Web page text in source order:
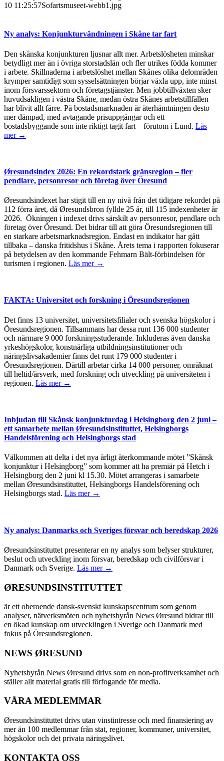
10 11:25:57Sofartsmuseet-webb1.jpg
Ny analys: Konjunkturvändningen i Skåne tar fart
Den skånska konjunkturen ljusnar allt mer. Arbetslösheten minskar
betydligt mer än i övriga storstadslän och fler utrikes födda kommer
i arbete. Skillnaderna i arbetslöshet mellan Skånes olika delområden
krymper samtidigt som sysselsättningen börjar växla upp, inte minst
inom försvarssektorn och företagstjänster. Men jobbtillväxten sker
huvudsakligen i västra Skåne, medan östra Skånes arbetstillfällen
har blivit allt färre. På bostadsmarknaden är återhämtningen desto
mer dämpad, med avtagande prisuppgångar och ett
bostadsbyggande som inte riktigt tagit fart – förutom i Lund. Läs
mer →
Øresundsindex 2026: En rekordstark gränsregion – fler
pendlare, personresor och företag över Öresund
Øresundsindexet har stigit till en ny nivå från det tidigare rekordet på
112 förra året, då Øresundsbron fyllde 25 år, till 115 indexenheter år
2026. Ökningen i indexet drivs särskilt av personresor, pendlare och
företag över Öresund. Det bidrar till att göra Öresundsregionen till
en starkare arbetsmarknadsregion. Endast en indikator har gått
tillbaka – danska fritidshus i Skåne. Årets tema i rapporten fokuserar
på betydelsen av den kommande Fehmarn Bält-förbindelsen för
turismen i regionen. Läs mer →
FAKTA: Universitet och forskning i Öresundsregionen
Det finns 13 universitet, universitetsfilialer och svenska högskolor i
Öresundsregionen. Tillsammans har dessa runt 136 000 studenter
och närmare 9 000 forskningsstuderande. Inkluderas även danska
yrkeshögskolor, konstnärliga utbildningsinstitutioner och
näringslivsakademier finns det runt 179 000 studenter i
Öresundsregionen. Därtill arbetar cirka 14 000 personer, omräknat
till heltid/årsverk, med forskning och utveckling på universiteten i
regionen. Läs mer →
Inbjudan till Skånsk konjunkturdag i Helsingborg den 2 juni –
ett samarbete mellan Øresundsinstituttet, Helsingborgs
Handelsförening och Helsingborgs stad
Välkommen att delta i det nya årligt återkommande mötet ”Skånsk
konjunktur i Helsingborg” som kommer att ha premiär på Hetch i
Helsingborg den 2 juni kl 15.30. Mötet arrangeras i samarbete
mellan Øresundsinstituttet, Helsingborgs Handelsförening och
Helsingborgs stad. Läs mer →
Ny analys: Danmarks och Sveriges försvar och beredskap 2026
Øresundsinstituttet presenterar en ny analys som belyser strukturer,
beslut och utveckling inom försvar, beredskap och civilförsvar i
Danmark och Sverige. Läs mer →
ØRESUNDSINSTITUTTET
är ett oberoende dansk-svenskt kunskapscentrum som genom
analyser, nätverksmöten och nyhetsbyrån News Øresund bidrar till
en ökad kunskap om utvecklingen i Sverige och Danmark med
fokus på Öresundsregionen.
NEWS ØRESUND
Nyhetsbyrån News Øresund drivs som en non-profitverksamhet och
ställer allt material gratis till förfogande för media.
VÅRA MEDLEMMAR
Øresundsinstituttet drivs utan vinst­intresse och med finansiering av
mer än 100 medlemmar från stat, regioner, kommuner, universitet,
högskolor och det privata näringslivet.
KONTAKTA OSS